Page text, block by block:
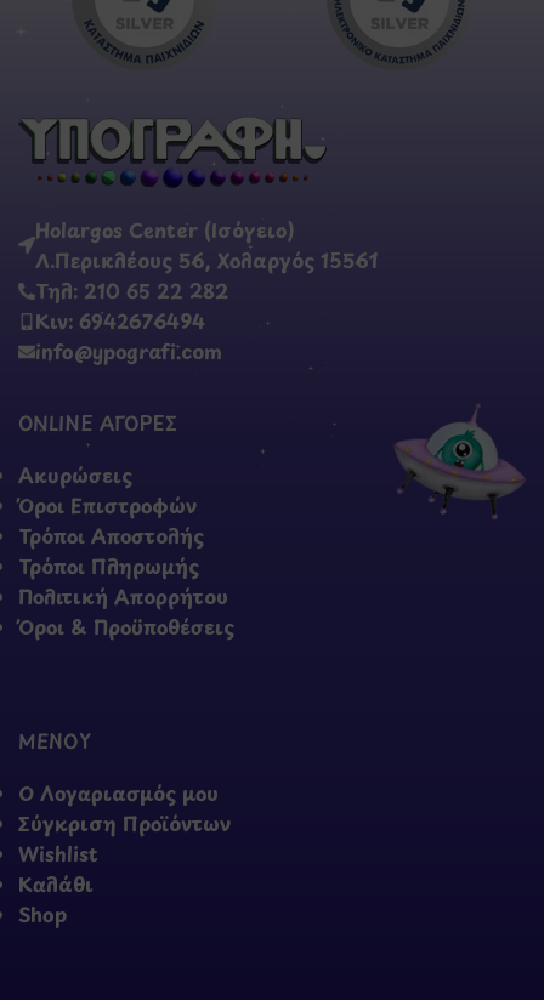
Holargos Center (Ισόγειο)
Λ.Περικλέους 56, Χολαργός 15561
Τηλ: 210 65 22 282
Κιν: 6942676494
info@ypografi.com
ONLINE ΑΓΟΡΕΣ
Ακυρώσεις
Όροι Επιστροφών
Τρόποι Αποστολής
Τρόποι Πληρωμής
Πολιτική Απορρήτου
Όροι & Προϋποθέσεις
ΜΕΝΟΥ
Ο Λογαριασμός μου
Σύγκριση Προϊόντων
Wishlist
Καλάθι
Shop